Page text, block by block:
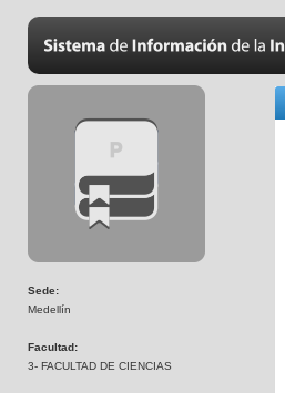
Sede:
Medellín
Facultad:
3- FACULTAD DE CIENCIAS